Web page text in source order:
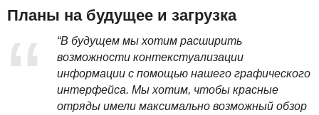
Планы на будущее и загрузка
“В будущем мы хотим расширить
возможности контекстуализации
информации с помощью нашего графического
интерфейса. Мы хотим, чтобы красные
отряды имели максимально возможный обзор